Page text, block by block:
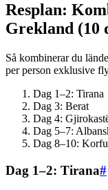
Resplan:
Grekland (10
Så kombinerar du
per person exklusive
Dag 1–2: Tirana
Dag 3: Berat
Dag 4:
Dag 5–7:
Dag 8–10:
Dag 1–2: Tirana#